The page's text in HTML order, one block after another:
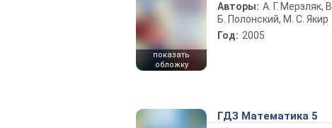
показать
обложку
Авторы: А. Г. Мерзляк, В.
Б. Полонский, М. С. Якир
Год: 2005
ГДЗ Математика 5